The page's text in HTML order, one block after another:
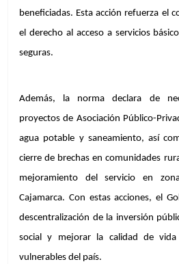
beneficiadas. Esta acción refuerza el
el derecho al acceso a servicios
seguras.
Además, la norma declara de
proyectos de Asociación Público-
agua potable y saneamiento, así
cierre de brechas en comunidades
mejoramiento del servicio en
Cajamarca. Con estas acciones, el
descentralización de la inversión
social y mejorar la calidad de
vulnerables del país.